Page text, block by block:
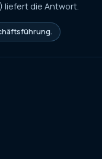
liefert die Antwort.